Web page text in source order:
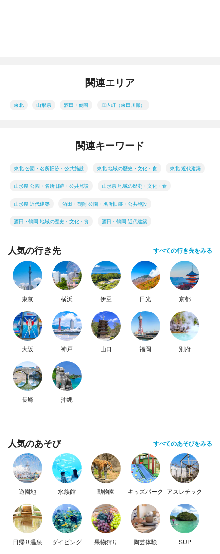
関連エリア
東北 山形県 酒田・鶴岡 庄内町（東田川郡）
関連キーワード
東北 公園・名所旧跡・公共施設 東北 地域の歴史・文化・食 東北 近代建築
山形県 公園・名所旧跡・公共施設 山形県 地域の歴史・文化・食
山形県 近代建築 酒田・鶴岡 公園・名所旧跡・公共施設
酒田・鶴岡 地域の歴史・文化・食 酒田・鶴岡 近代建築
人気の行き先 すべての行き先をみる
東京 横浜 伊豆 日光 京都
大阪 神戸 山口 福岡 別府
長崎 沖縄
人気のあそび すべてのあそびをみる
遊園地 水族館 動物園 キッズパーク アスレチック
日帰り温泉 ダイビング 果物狩り 陶芸体験 SUP